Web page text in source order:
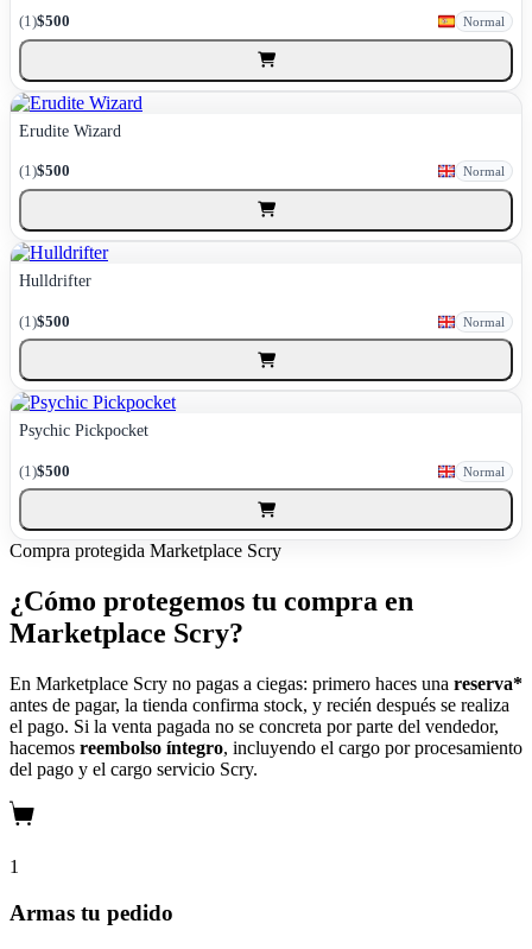
(1)$500 Normal
Erudite Wizard
(1)$500 Normal
Hulldrifter
(1)$500 Normal
Psychic Pickpocket
(1)$500 Normal
Compra protegida Marketplace Scry
¿Cómo protegemos tu compra en
Marketplace Scry?
En Marketplace Scry no pagas a ciegas: primero haces una reserva*
antes de pagar, la tienda confirma stock, y recién después se realiza
el pago. Si la venta pagada no se concreta por parte del vendedor,
hacemos reembolso íntegro, incluyendo el cargo por procesamiento
del pago y el cargo servicio Scry.
1
Armas tu pedido